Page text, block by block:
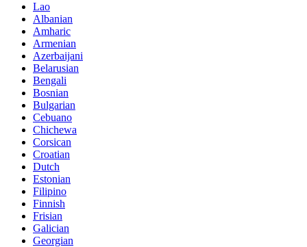
Lao
Albanian
Amharic
Armenian
Azerbaijani
Belarusian
Bengali
Bosnian
Bulgarian
Cebuano
Chichewa
Corsican
Croatian
Dutch
Estonian
Filipino
Finnish
Frisian
Galician
Georgian